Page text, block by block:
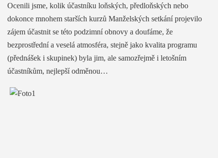
Ocenili jsme, kolik účastníku loňských, předloňských nebo
dokonce mnohem starších kurzů Manželských setkání projevilo
zájem účastnit se této podzimní obnovy a doufáme, že
bezprostřední a veselá atmosféra, stejně jako kvalita programu
(přednášek i skupinek) byla jim, ale samozřejmě i letošním
účastníkům, nejlepší odměnou…